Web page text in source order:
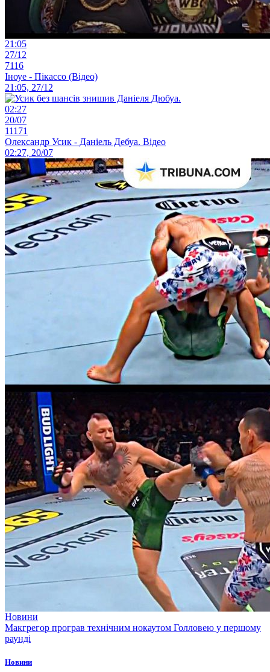
21:05
27/12
7116
Іноуе - Пікассо (Відео)
21:05, 27/12
02:27
20/07
11171
Олександр Усик - Даніель Дебуа. Відео
02:27, 20/07
Новини
Макгрегор програв технічним нокаутом Голловею у першому
раунді
Новини